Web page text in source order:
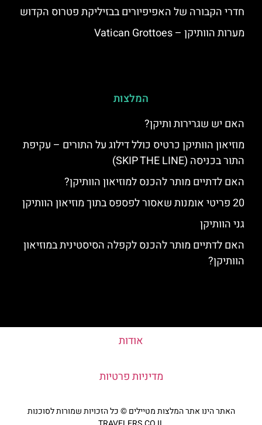
חדרי הקבורה של האפיפיורים בבזיליקת פטרוס הקדוש
מערות הוותיקן – Vatican Grottoes
המלצות
האם יש שגרירות ותיקן?
מוזיאון הוותיקן כרטיס כולל דילוג על התורים – עקיפת
התור בכניסה (SKIP THE LINE)
האם לדתיים מותר להכנס למוזיאון הוותיקן?
20 פריטי אומנות שאסור לפספס בתוך מוזיאון הוותיקן
גני הוותיקן
האם לדתיים מותר להכנס לקפלה הסיסטינית במוזיאון
הוותיקן?
אודות
מדיניות פרטיות
האתר הינו אתר המלצות מטיילים © כל הזכויות שמורות לסוכנות